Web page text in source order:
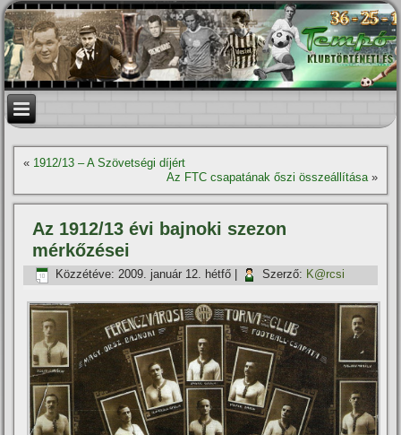
« 1912/13 – A Szövetségi dí­jért
Az FTC csapatának őszi összeállí­tása»
Az 1912/13 évi bajnoki szezon
mérkőzései
Közzétéve: 2009. január 12. hétfő Szerző: K@rcsi